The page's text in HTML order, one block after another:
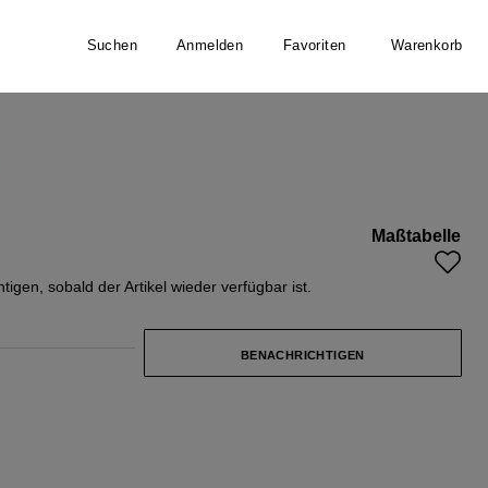
Suchen Anmelden Favoriten Warenkorb
ist zurzeit nicht verfügbar.)
Maßtabelle
sobald der Artikel wieder verfügbar ist.
BENACHRICHTIGEN